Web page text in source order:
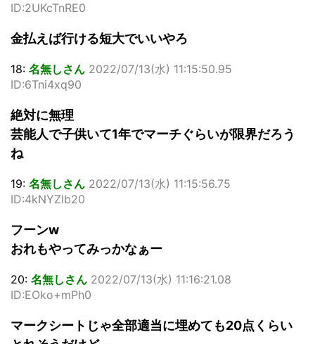
ID:2UKcTnRE0
金払えば行ける短大でいいやろ
18: 名無しさん 2022/07/13(水) 11:15:50.95
ID:6Tni4xq90
絶対に無理
芸能人で子供いて1年でマーチぐらいが限界だろう
ね
19: 名無しさん 2022/07/13(水) 11:15:56.75
ID:4kNYZlb20
フーンw
おれもやってみっかなぁー
20: 名無しさん 2022/07/13(水) 11:16:21.08
ID:EOko+mPh0
マークシートじゃ全部適当に埋めても20点くらい